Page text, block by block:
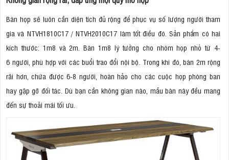
Bàn họp sẽ luôn cần diện tích đủ rộng để phục vụ số lượng người tham
gia và NTVH1810C17 / NTVH2010C17 làm tốt điều đó. Sản phẩm có hai
kích thước: 1m8 và 2m. Bàn 1m8 lý tưởng cho nhóm họp nhỏ từ 4-
6 người, phù hợp với các buổi trao đổi nội bộ. Trong khi đó, bàn 2m rộng
rãi hơn, chứa được 6-8 người, hoàn hảo cho các cuộc họp phòng ban
hay gặp gỡ đối tác. Dù bạn cần không gian nào, mẫu bàn này đều mang
đến sự thoải mái tối ưu.